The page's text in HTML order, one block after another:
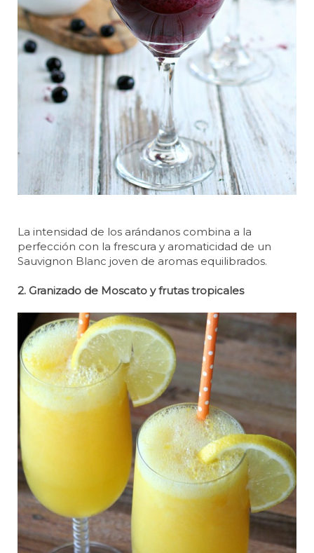
La intensidad de los arándanos combina a la
perfección con la frescura y aromaticidad de un
Sauvignon Blanc joven de aromas equilibrados.
2. Granizado de Moscato y frutas tropicales